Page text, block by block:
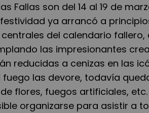
Fallas son del 14 al 19 de
ya arrancó a
del calendario fallero,
las impresionantes
reducidas a cenizas en las
fuego las devore, todavía
flores, fuegos artificiales,
organizarse para asistir a